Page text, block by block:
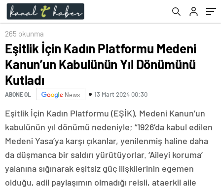
265 okunma
Eşitlik İçin Kadın Platformu Medeni
Kanun’un Kabulünün Yıl Dönümünü
Kutladı
ABONE OL News 13 Mart 2024 00:30
Eşitlik İçin Kadın Platformu (EŞİK), Medeni Kanun’un
kabulünün yıl dönümü nedeniyle; “1926’da kabul edilen
Medeni Yasa’ya karşı çıkanlar, yenilenmiş haline daha
da düşmanca bir saldırı yürütüyorlar. ‘Aileyi koruma’
yalanına sığınarak eşitsiz güç ilişkilerinin egemen
olduğu, adil paylaşımın olmadığı reisli, ataerkil aile